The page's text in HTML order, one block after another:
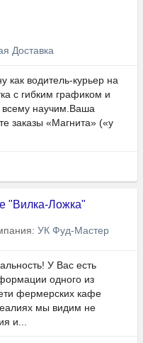
Доставка
как водитель‑курьер на
с гибким графиком и
научим.Ваша
заказы «Магнита» («у
"Вилка-Ложка"
УК Фуд-Мастер
У Вас есть
одного из
фермерских кафе
мы видим не
и...